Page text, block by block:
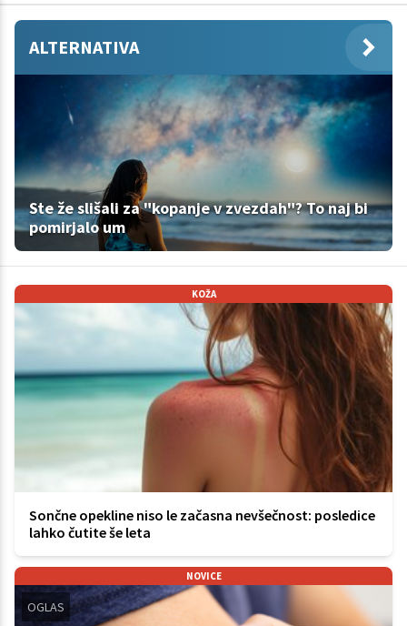
ALTERNATIVA
Ste že slišali za "kopanje v zvezdah"? To naj bi
pomirjalo um
KOŽA
Sončne opekline niso le začasna nevšečnost: posledice
lahko čutite še leta
NOVICE
OGLAS